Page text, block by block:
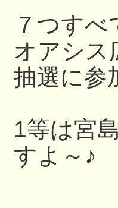
７つす
オアシス
抽選に参
1等は宮
すよ～♪